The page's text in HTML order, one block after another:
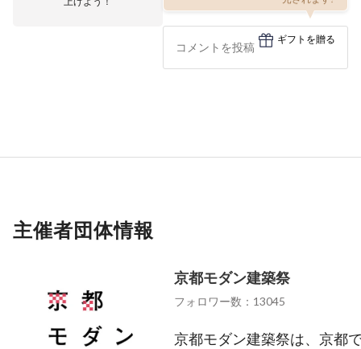
元されます!
ギフトを贈る
主催者団体情報
京都モダン建築祭
フォロワー数：13045
京都モダン建築祭は、京都